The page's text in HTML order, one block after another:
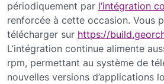
périodiquement par l’intégration
renforcée à cette occasion. Vous
télécharger sur https://
L’intégration continue alimente
rpm, permettant au système de
nouvelles versions d’applications